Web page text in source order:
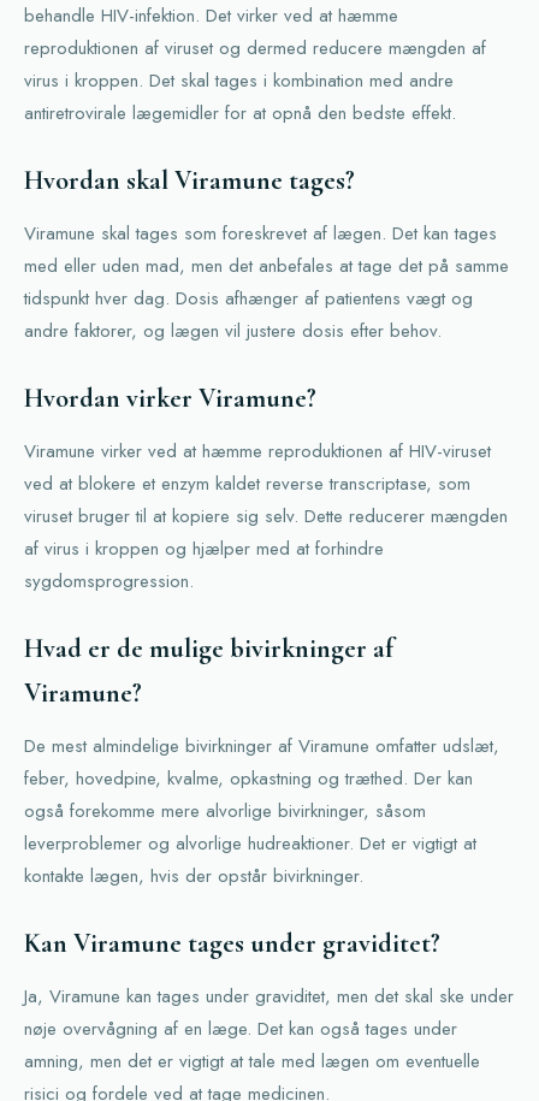
behandle HIV-infektion. Det virker ved at hæmme
reproduktionen af viruset og dermed reducere mængden af
virus i kroppen. Det skal tages i kombination med andre
antiretrovirale lægemidler for at opnå den bedste effekt.
Hvordan skal Viramune tages?
Viramune skal tages som foreskrevet af lægen. Det kan tages
med eller uden mad, men det anbefales at tage det på samme
tidspunkt hver dag. Dosis afhænger af patientens vægt og
andre faktorer, og lægen vil justere dosis efter behov.
Hvordan virker Viramune?
Viramune virker ved at hæmme reproduktionen af HIV-viruset
ved at blokere et enzym kaldet reverse transcriptase, som
viruset bruger til at kopiere sig selv. Dette reducerer mængden
af virus i kroppen og hjælper med at forhindre
sygdomsprogression.
Hvad er de mulige bivirkninger af
Viramune?
De mest almindelige bivirkninger af Viramune omfatter udslæt,
feber, hovedpine, kvalme, opkastning og træthed. Der kan
også forekomme mere alvorlige bivirkninger, såsom
leverproblemer og alvorlige hudreaktioner. Det er vigtigt at
kontakte lægen, hvis der opstår bivirkninger.
Kan Viramune tages under graviditet?
Ja, Viramune kan tages under graviditet, men det skal ske under
nøje overvågning af en læge. Det kan også tages under
amning, men det er vigtigt at tale med lægen om eventuelle
risici og fordele ved at tage medicinen.